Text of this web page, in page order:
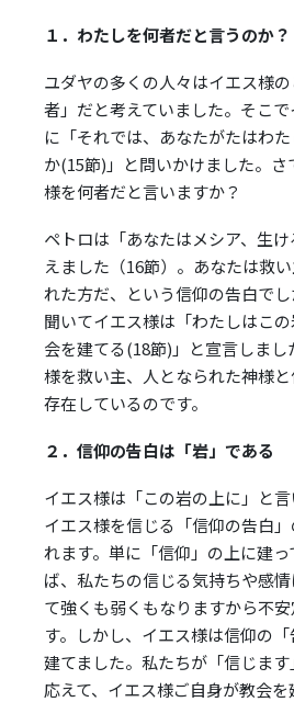
１．わたしを何者だと言うのか？
ユダヤの多くの人々はイエス様
者」だと考えていました。そこ
に「それでは、あなたがたはわ
か(15節)」と問いかけました。さ
様を何者だと言いますか？
ペトロは「あなたはメシア、生
えました（16節）。あなたは救
れた方だ、という信仰の告白で
聞いてイエス様は「わたしはこ
会を建てる(18節)」と宣言しまし
様を救い主、人となられた神様
存在しているのです。
２．信仰の告白は「岩」である
イエス様は「この岩の上に」と言
イエス様を信じる「信仰の告白
れます。単に「信仰」の上に建
ば、私たちの信じる気持ちや感
て強くも弱くもなりますから不
す。しかし、イエス様は信仰の
建てました。私たちが「信じま
応えて、イエス様ご自身が教会を